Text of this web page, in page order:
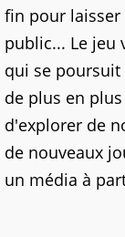
fin pour
public... Le jeu
qui se poursuit
de plus en
d'explorer de
de nouveaux
un média à